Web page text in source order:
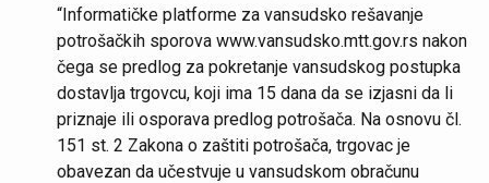
“Informatičke platforme za vansudsko rešavanje
potrošačkih sporova www.vansudsko.mtt.gov.rs nakon
čega se predlog za pokretanje vansudskog postupka
dostavlja trgovcu, koji ima 15 dana da se izjasni da li
priznaje ili osporava predlog potrošača. Na osnovu čl.
151 st. 2 Zakona o zaštiti potrošača, trgovac je
obavezan da učestvuje u vansudskom obračunu